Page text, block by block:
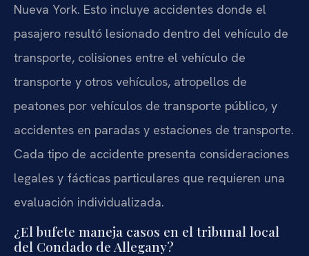
Nueva York. Esto incluye accidentes donde el
pasajero resultó lesionado dentro del vehículo de
transporte, colisiones entre el vehículo de
transporte y otros vehículos, atropellos de
peatones por vehículos de transporte público, y
accidentes en paradas y estaciones de transporte.
Cada tipo de accidente presenta consideraciones
legales y fácticas particulares que requieren una
evaluación individualizada.
¿El bufete maneja casos en el tribunal local
del Condado de Allegany?